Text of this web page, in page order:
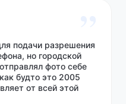
подачи разрешения
но городской
фото себе
будто это 2005
от всей этой